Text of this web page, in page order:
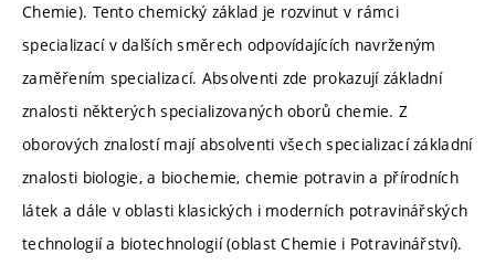
Chemie). Tento chemický základ je rozvinut v rámci
specializací v dalších směrech odpovídajících navrženým
zaměřením specializací. Absolventi zde prokazují základní
znalosti některých specializovaných oborů chemie. Z
oborových znalostí mají absolventi všech specializací základní
znalosti biologie, a biochemie, chemie potravin a přírodních
látek a dále v oblasti klasických i moderních potravinářských
technologií a biotechnologií (oblast Chemie i Potravinářství).